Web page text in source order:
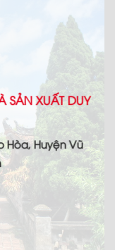
SẢN XUẤT DUY
Hòa, Huyện Vũ